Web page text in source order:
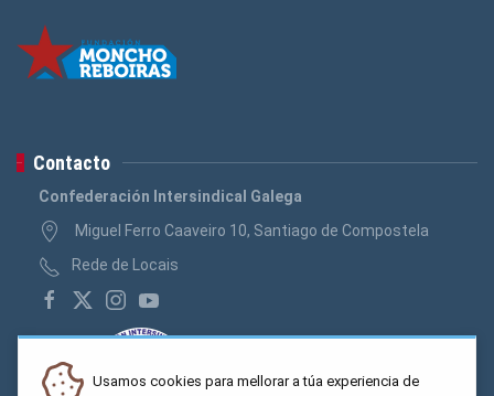
Contacto
Confederación Intersindical Galega
Miguel Ferro Caaveiro 10, Santiago de Compostela
Rede de Locais
Usamos cookies para mellorar a túa experiencia de